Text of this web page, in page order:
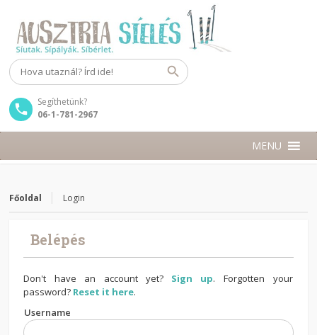
Segíthetünk?
06-1-781-2967
MENU
Főoldal Login
Belépés
Don't have an account yet? Sign up. Forgotten your
password? Reset it here.
Username